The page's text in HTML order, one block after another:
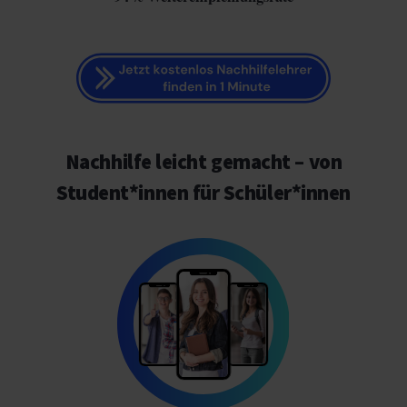
Nachhilfe leicht gemacht – von
Student*innen für Schüler*innen